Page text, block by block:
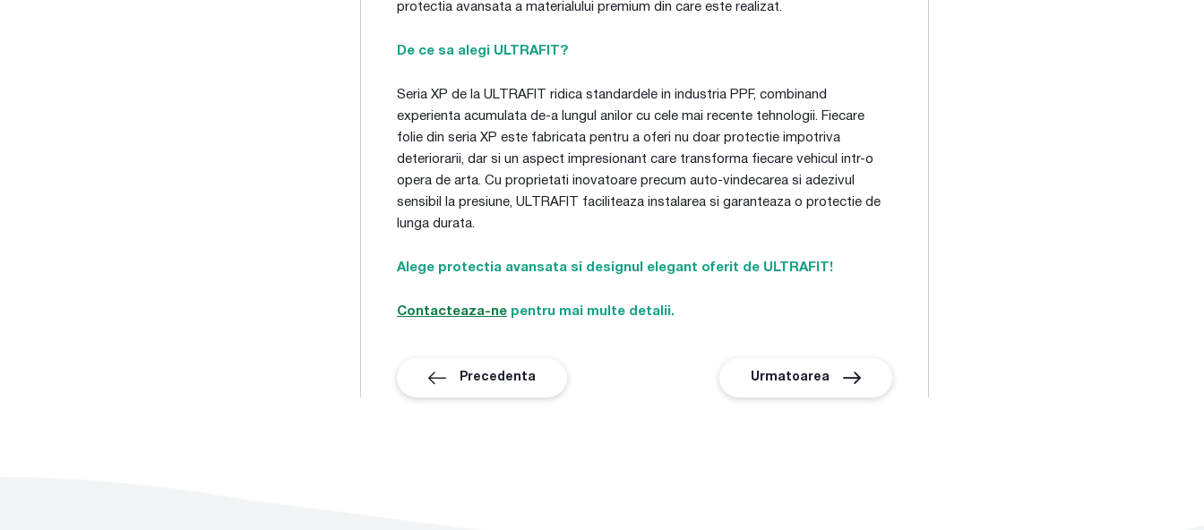
protectia avansata a materialului premium din care este realizat.
De ce sa alegi ULTRAFIT?
Seria XP de la ULTRAFIT ridica standardele in industria PPF, combinand
experienta acumulata de-a lungul anilor cu cele mai recente tehnologii. Fiecare
folie din seria XP este fabricata pentru a oferi nu doar protectie impotriva
deteriorarii, dar si un aspect impresionant care transforma fiecare vehicul intr-o
opera de arta. Cu proprietati inovatoare precum auto-vindecarea si adezivul
sensibil la presiune, ULTRAFIT faciliteaza instalarea si garanteaza o protectie de
lunga durata.
Alege protectia avansata si designul elegant oferit de ULTRAFIT!
Contacteaza-ne pentru mai multe detalii.
Precedenta Urmatoarea